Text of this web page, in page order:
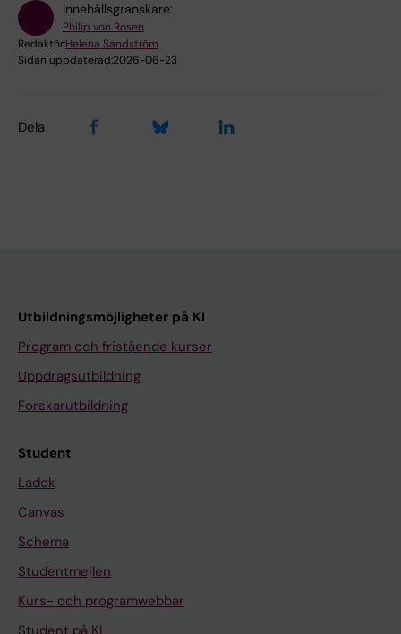
Innehållsgranskare:
Philip von Rosen
Redaktör:Helena Sandström
Sidan uppdaterad:2026-06-23
Dela
Utbildningsmöjligheter på KI
Program och fristående kurser
Uppdragsutbildning
Forskarutbildning
Student
Ladok
Canvas
Schema
Studentmejlen
Kurs- och programwebbar